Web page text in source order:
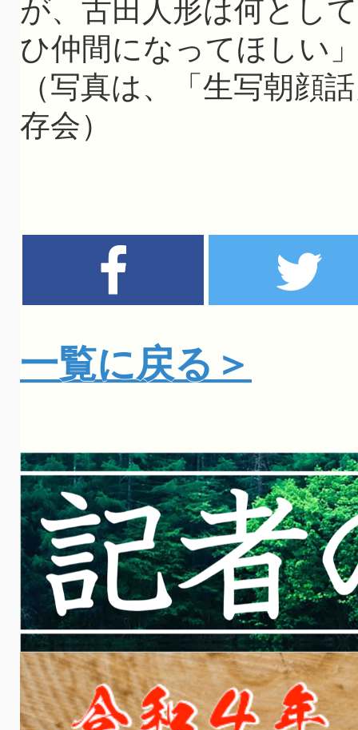
が、古田人形は何とし
ひ仲間になってほしい
（写真は、「生写朝顔
存会）
一覧に戻る＞